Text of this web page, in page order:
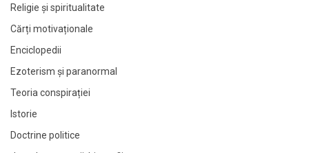
Religie și spiritualitate
Cărți motivaționale
Enciclopedii
Ezoterism și paranormal
Teoria conspirației
Istorie
Doctrine politice